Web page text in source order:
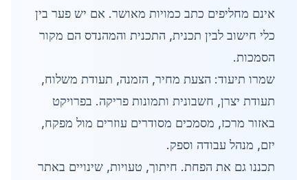
אינם מחליפים כתב כמויות מאושר. אם יש פער בין
כלי חישוב לבין תכנית, התכנית והמהנדס הם מקור
הסמכות.
שמרו תיעוד: הצעת מחיר, הזמנה, תעודת משלוח,
תעודת יצרן, חשבונית ותמונות פריקה. בפרויקט
באזור מרכז, מסמכים מסודרים עוזרים מול מפקח,
יזם, מנהל עבודה וספק.
תכננו גם את הפחת. חיתוך, טעויות, שינויים באתר